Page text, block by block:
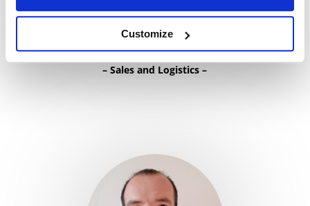
Customize
Helena Makovská
–Sales and Logistics –